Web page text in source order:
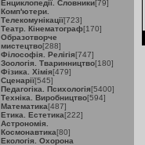
Енциклопедії. Словники[79]
Комп'ютери.
Телекомунікації[723]
Театр. Кінематограф[170]
Образотворче
мистецтво[288]
Філософія. Релігія[747]
Зоологія. Тваринництво[180]
Фізика. Хімія[479]
Сценарії[545]
Педагогіка. Психологія[5400]
Техніка. Виробництво[594]
Математика[487]
Етика. Естетика[222]
Астрономія.
Космонавтика[80]
Екологія. Охорона